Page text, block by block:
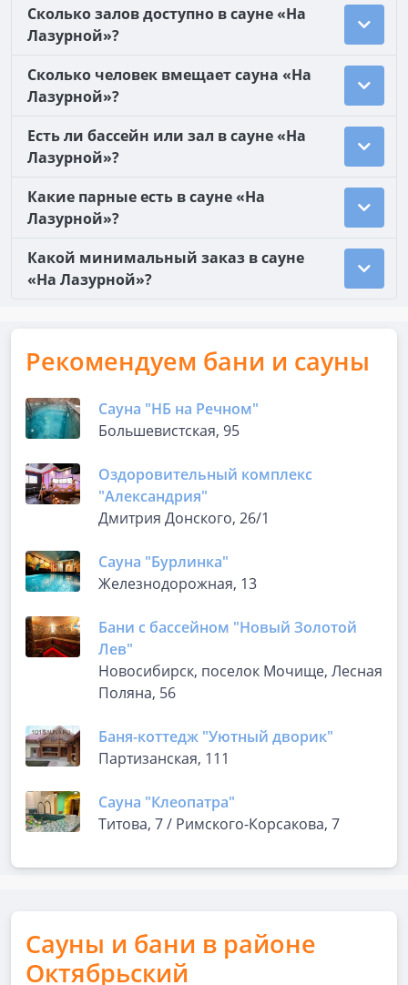
Сколько залов доступно в сауне «На
Лазурной»?
Сколько человек вмещает сауна «На
Лазурной»?
Есть ли бассейн или зал в сауне «На
Лазурной»?
Какие парные есть в сауне «На
Лазурной»?
Какой минимальный заказ в сауне
«На Лазурной»?
Рекомендуем бани и сауны
Сауна "НБ на Речном"
Большевистская, 95
Оздоровительный комплекс
"Александрия"
Дмитрия Донского, 26/1
Сауна "Бурлинка"
Железнодорожная, 13
Бани с бассейном "Новый Золотой
Лев"
Новосибирск, поселок Мочище, Лесная
Поляна, 56
Баня-коттедж "Уютный дворик"
Партизанская, 111
Сауна "Клеопатра"
Титова, 7 / Римского-Корсакова, 7
Сауны и бани в районе
Октябрьский